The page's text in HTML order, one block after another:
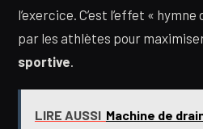
l’exercice. C’est l’effet «
par les athlètes pour
sportive
LIRE AUSSI Machine de